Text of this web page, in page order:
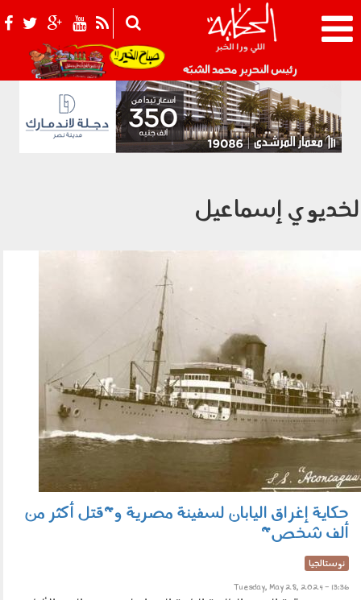
رئيس التحرير محمد الشبّه 021_2.png
إسماعيل
2805_008.jpg
حكاية إغراق اليابان لسفينة مصرية و"قتل أكثر من
ألف شخص"
نوستالجيا
Tuesday, May 28, 2024 - 13:36